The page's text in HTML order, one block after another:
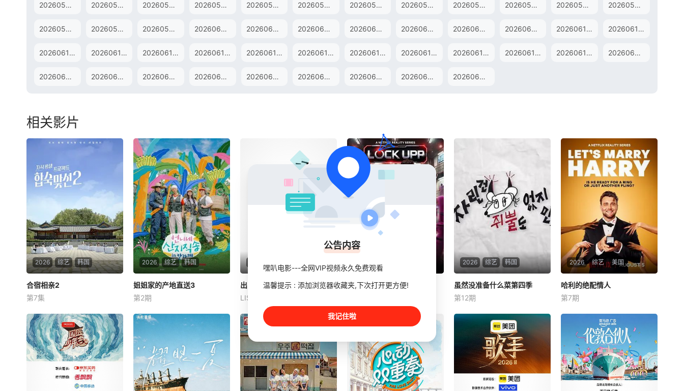
20260520未播 20260521尝鲜 20260522上 20260522中 20260522下 20260522纯享 20260523未播 20260524未播 20260527未播 20260528尝鲜 20260529上 20260529中
20260529下 20260530未播 20260531未播 20260603未播 20260604尝鲜 20260605上 20260605中 20260605下 20260606未播 20260607未播 20260610未播 20260611尝鲜
20260612上 20260612中 20260612下 20260613未播 20260614未播 20260617未播 20260618尝鲜 20260619上 20260619中 20260619下 20260619纯享 20260620未播
20260621未播 20260623爱撩专访 20260624未播 20260625尝鲜 20260626上 20260626中 20260626下 20260627未播 20260628未播
相关影片
2026 综艺 韩国
合宿相亲2
徐章勋
10名想结婚的单身男女和10名
他们的母亲一起合住了6天5
夜，为了“结婚”的一个目标而
奔跑【嘿叭电影-高清视频免
费在线观看】
合宿相亲2
第7集
2026 综艺 韩国
姐姐家的产地直送3
廉晶雅
已完成制作，进入筹备阶段
【嘿叭电影-热播综艺免费在
线观看】预计将于明年初开
拍，并于下半年播出。
姐姐家的产地直送3
第2期
出家门的大声
是一档与各种各样的嘉宾
一起进行的户外脱口秀节目。
大声通过<出家门的大声>每集
都会与不同的嘉宾聊天，展现
他们之间特有的默契度，还计
划到平时不经常去的小区进行
治愈出游【嘿叭电影-1080P
出家门的大声
LISA篇
囚牢生存战
Netflix印度宣布即将推出真人
秀节目《Lock Up》。制作方
“准备好，Netflix即将面临现
实的考验。”
囚牢生存战
2026 综艺 韩国
李泳知
李泳知主持的韩国网络综艺
《虽然没准备什么菜》第四季
已于2026年5月1日韩国时间
晚7点正式开播，首期嘉宾为
女团aespa成员宁艺卓（NING
NING）【嘿叭电影-1080P资
源免费观看，无广告，不卡顿
虽然没准备什么菜第四季
第12期
2026 综艺 美国
哈利的绝配情人
他调情、恋爱、勾搭、分手
【嘿叭电影-为您提供最新的
高清视觉盛宴】他甚至用糖果
戒指求婚。但现在，在新系列
《嫁给哈利》中，哈里·乔西已
经准备好了。在穿越Netflix现
实世界寻找他的灵魂伴侣之后
哈利的绝配情人
第7期
公告内容
嘿叭电影---全网VIP视频永久免费观看
温馨提示 : 添加浏览器收藏夹,下次打开更方便!
我记住啦